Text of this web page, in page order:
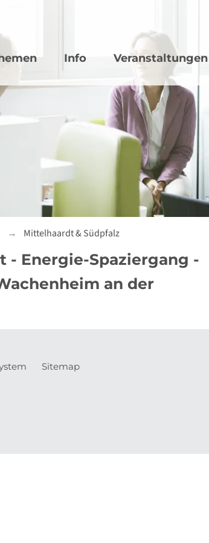
Info Veranstaltungen
Mittelhaardt & Südpfalz
Energie-Spaziergang -
an der
Sitemap